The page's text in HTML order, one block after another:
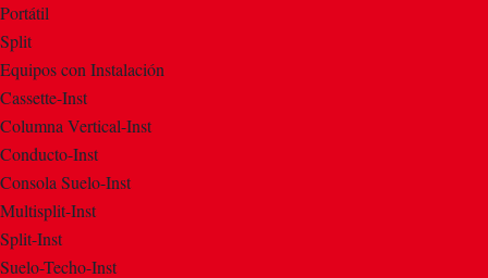
Portátil
Split
Equipos con Instalación
Cassette-Inst
Columna Vertical-Inst
Conducto-Inst
Consola Suelo-Inst
Multisplit-Inst
Split-Inst
Suelo-Techo-Inst